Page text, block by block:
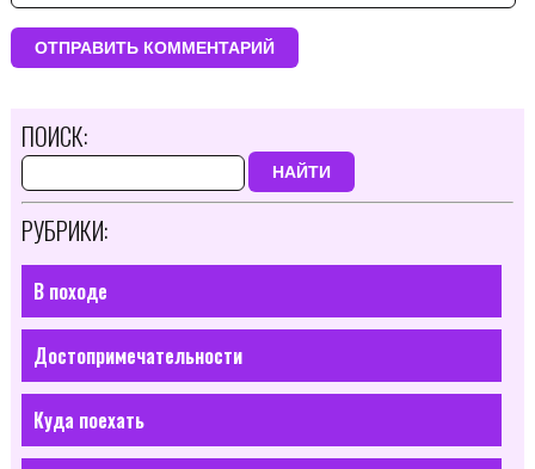
ПОИСК:
НАЙТИ
РУБРИКИ:
В походе
Достопримечательности
Куда поехать